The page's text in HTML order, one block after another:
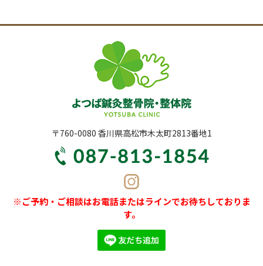
〒760-0080 香川県高松市木太町2813番地1
※ご予約・ご相談はお電話またはラインでお待ちしておりま
す。